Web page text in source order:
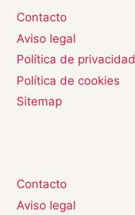
Contacto
Aviso legal
Política de privacidad
Política de cookies
Sitemap
Contacto
Aviso legal